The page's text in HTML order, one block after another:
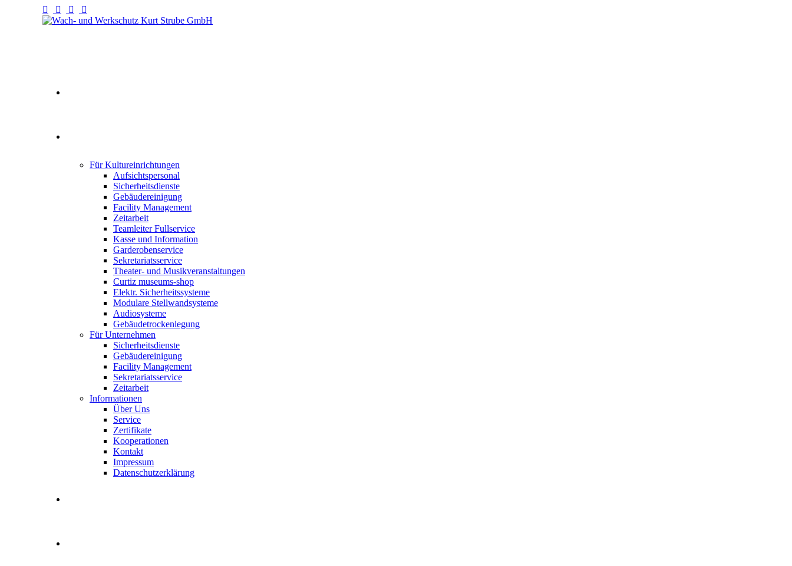
Für Kultureinrichtungen
Aufsichtspersonal
Sicherheitsdienste
Gebäudereinigung
Facility Management
Zeitarbeit
Teamleiter Fullservice
Kasse und Information
Garderobenservice
Sekretariatsservice
Theater- und Musikveranstaltungen
Curtiz museums-shop
Elektr. Sicherheitssysteme
Modulare Stellwandsysteme
Audiosysteme
Gebäudetrockenlegung
Für Unternehmen
Sicherheitsdienste
Gebäudereinigung
Facility Management
Sekretariatsservice
Zeitarbeit
Informationen
Über Uns
Service
Zertifikate
Kooperationen
Kontakt
Impressum
Datenschutzerklärung